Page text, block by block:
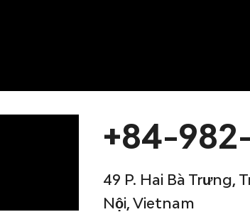
+84-
49 P. Hai Bà Trưng,
Nội, Vietnam